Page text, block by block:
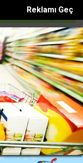
Reklamı Geç
geçip kaza yaptı...